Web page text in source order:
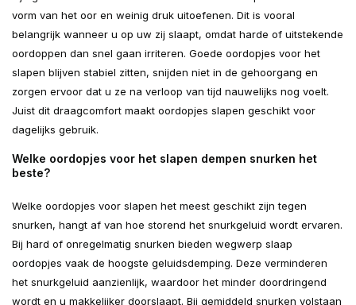
vorm van het oor en weinig druk uitoefenen. Dit is vooral
belangrijk wanneer u op uw zij slaapt, omdat harde of uitstekende
oordoppen dan snel gaan irriteren. Goede oordopjes voor het
slapen blijven stabiel zitten, snijden niet in de gehoorgang en
zorgen ervoor dat u ze na verloop van tijd nauwelijks nog voelt.
Juist dit draagcomfort maakt oordopjes slapen geschikt voor
dagelijks gebruik.
Welke oordopjes voor het slapen dempen snurken het
beste?
Welke oordopjes voor slapen het meest geschikt zijn tegen
snurken, hangt af van hoe storend het snurkgeluid wordt ervaren.
Bij hard of onregelmatig snurken bieden wegwerp slaap
oordopjes vaak de hoogste geluidsdemping. Deze verminderen
het snurkgeluid aanzienlijk, waardoor het minder doordringend
wordt en u makkelijker doorslaapt. Bij gemiddeld snurken volstaan